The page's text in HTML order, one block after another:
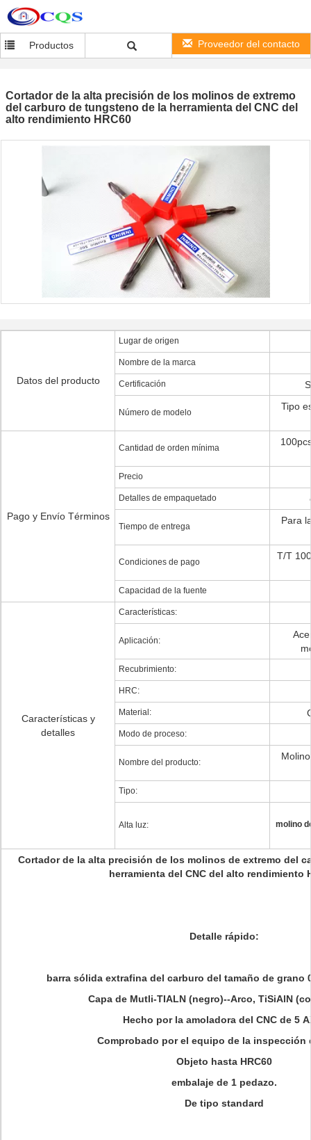
Productos Proveedor del contacto
Cortador de la alta precisión de los molinos de extremo
del carburo de tungsteno de la herramienta del CNC del
alto rendimiento HRC60
Datos del producto
Lugar de origen
Nombre de la marca
Certificación
Número de modelo
Tipo
Pago y Envío Términos
Cantidad de orden mínima
Precio
Detalles de empaquetado
Tiempo de entrega
Para
Condiciones de pago
T/T
Capacidad de la fuente
Características y
detalles
Características:
Aplicación:
Recubrimiento:
HRC:
Material:
Modo de proceso:
Nombre del producto:
Tipo:
Alta luz: molino
Cortador de la alta precisión de los molinos de extremo del
herramienta del CNC del alto rendimiento
Detalle rápido:
barra sólida extrafina del carburo del tamaño de grano
Capa de Mutli-TIALN (negro)--Arco, TiSiAlN
Hecho por la amoladora del CNC de 5
Comprobado por el equipo de la inspección
Objeto hasta HRC60
embalaje de 1 pedazo.
De tipo standard